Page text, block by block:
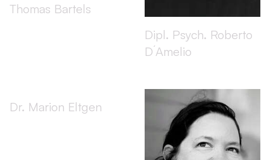
Thomas Bartels
Dipl. Psych. Roberto
D´Amelio
Dr. Marion Eltgen